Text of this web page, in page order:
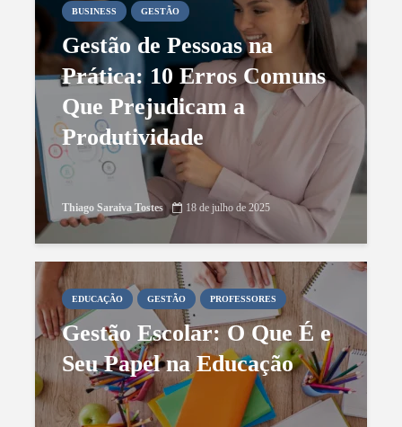
BUSINESS GESTÃO
Gestão de Pessoas na
Prática: 10 Erros Comuns
Que Prejudicam a
Produtividade
Thiago Saraiva Tostes 18 de julho de 2025
EDUCAÇÃO GESTÃO PROFESSORES
Gestão Escolar: O Que É e
Seu Papel na Educação